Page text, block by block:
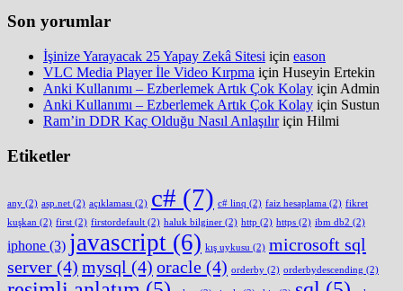
Son yorumlar
İşinize Yarayacak 25 Yapay Zekâ Sitesi için eason
VLC Media Player İle Video Kırpma için Huseyin Ertekin
Anki Kullanımı – Ezberlemek Artık Çok Kolay için Admin
Anki Kullanımı – Ezberlemek Artık Çok Kolay için Sustun
Ram’in DDR Kaç Olduğu Nasıl Anlaşılıriçin Hilmi
Etiketler
any (2) asp.net (2) açıklaması (2) c# (7) c# linq (2) faiz hesaplama (2) fikret
kuşkan (2) first (2) firstordefault (2) haluk bilginer (2) http (2) https (2) ibm db2 (2)
iphone (3) javascript (6) kış uykusu (2) microsoft sql
server (4) mysql (4) oracle (4) orderby (2) orderbydescending (2)